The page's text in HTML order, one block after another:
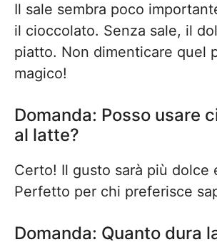
Il sale sembra poco
il cioccolato. Senza sale, il
piatto. Non dimenticare quel
magico!
Domanda: Posso usare
al latte?
Certo! Il gusto sarà più dolce
Perfetto per chi preferisce
Domanda: Quanto dura